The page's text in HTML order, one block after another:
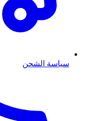
سياسة الشحن